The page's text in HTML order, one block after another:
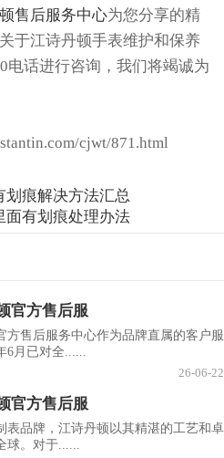
售后服务中心为您分享的精
于江诗丹顿手表维护和保养
电话进行咨询，我们将竭诚为
cjwt/871.html
划痕解决方法汇总
面有划痕处理办法
官方售后服
方售后服务中心作为品牌直属的客户服
6月已对全......
26-06-22
官方售后服
表品牌，江诗丹顿以其精湛的工艺和卓
球。对于......